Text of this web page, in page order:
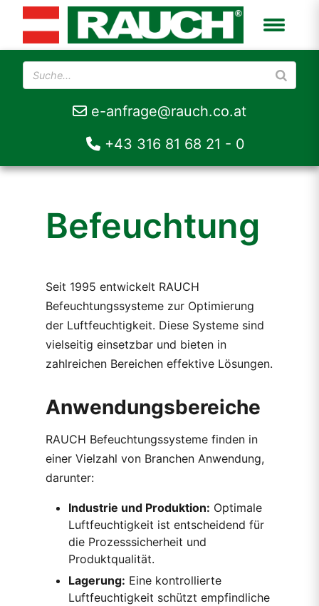
e-anfrage@rauch.co.at
+43 316 81 68 21 - 0
Befeuchtung
Seit 1995 entwickelt RAUCH
Befeuchtungssysteme zur Optimierung
der Luftfeuchtigkeit. Diese Systeme sind
vielseitig einsetzbar und bieten in
zahlreichen Bereichen effektive Lösungen.
Anwendungsbereiche
RAUCH Befeuchtungssysteme finden in
einer Vielzahl von Branchen Anwendung,
darunter:
Industrie und Produktion: Optimale
Luftfeuchtigkeit ist entscheidend für
die Prozesssicherheit und
Produktqualität.
Lagerung: Eine kontrollierte
Luftfeuchtigkeit schützt empfindliche